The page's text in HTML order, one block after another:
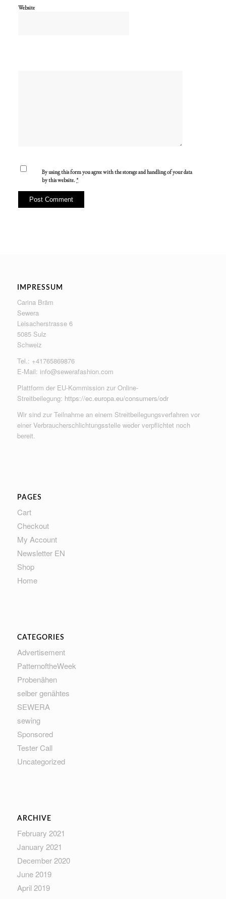
Website
By using this form you agree with the storage and handling of your data
by this website. *
IMPRESSUM
Carina Bräm
Sewera
Leisacherstrasse 6
5085 Sulz
Schweiz
Tel.: +41765869876
E-Mail: info@sewerafashion.com
Plattform der EU-Kommission zur Online-
Streitbeilegung: https://ec.europa.eu/consumers/odr
Wir sind zur Teilnahme an einem Streitbeilegungsverfahren vor
einer Verbraucherschlichtungsstelle weder verpflichtet noch
bereit.
PAGES
Cart
Checkout
My Account
Newsletter EN
Shop
Home
CATEGORIES
Advertisement
PatternoftheWeek
Probenähen
selber genähtes
SEWERA
sewing
Sponsored
Tester Call
Uncategorized
ARCHIVE
February 2021
January 2021
December 2020
June 2019
April 2019